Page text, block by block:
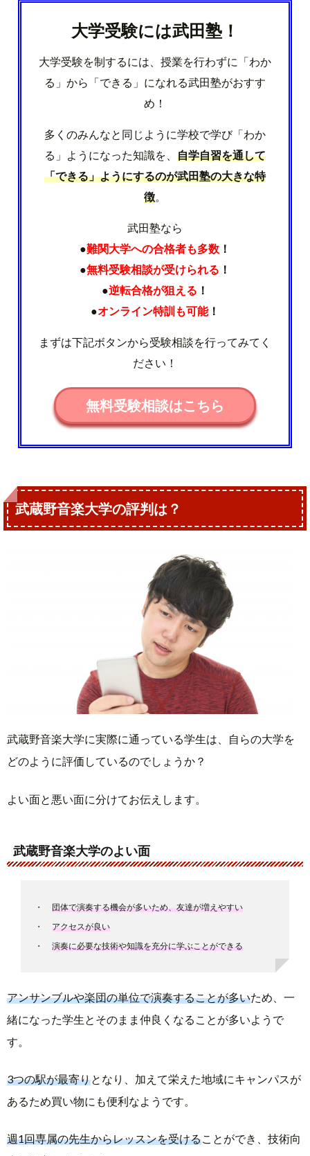
大学受験には武田塾！
大学受験を制するには、授業を行わずに「わか
る」から「できる」になれる武田塾がおすす
め！
多くのみんなと同じように学校で学び「わか
る」ようになった知識を、 自学自習を通して
「できる」ようにするのが武田塾の大きな特
徴
武田塾なら
●難関大学への合格者も多数 ！
●無料受験相談が受けられる ！
●逆転合格が狙える ！
●オンライン特訓も可能！
まずは下記ボタンから受験相談を行ってみてく
ださい！
無料受験相談はこちら
武蔵野音楽大学の評判は？
武蔵野音楽大学に実際に通っている学生は、自らの大学を
どのように評価しているのでしょうか？
よい面と悪い面に分けてお伝えします。
武蔵野音楽大学のよい面
団体で演奏する機会が多いため、友達が増えやすい
アクセスが良い
演奏に必要な技術や知識を充分に学ぶことができる
アンサンブルや楽団の単位で演奏することが多いため、一
緒になった学生とそのまま仲良くなることが多いようで
す。
3つの駅が最寄りとなり、加えて栄えた地域にキャンパスが
あるため買い物にも便利なようです。
週1回専属の先生からレッスンを受けることができ、技術向